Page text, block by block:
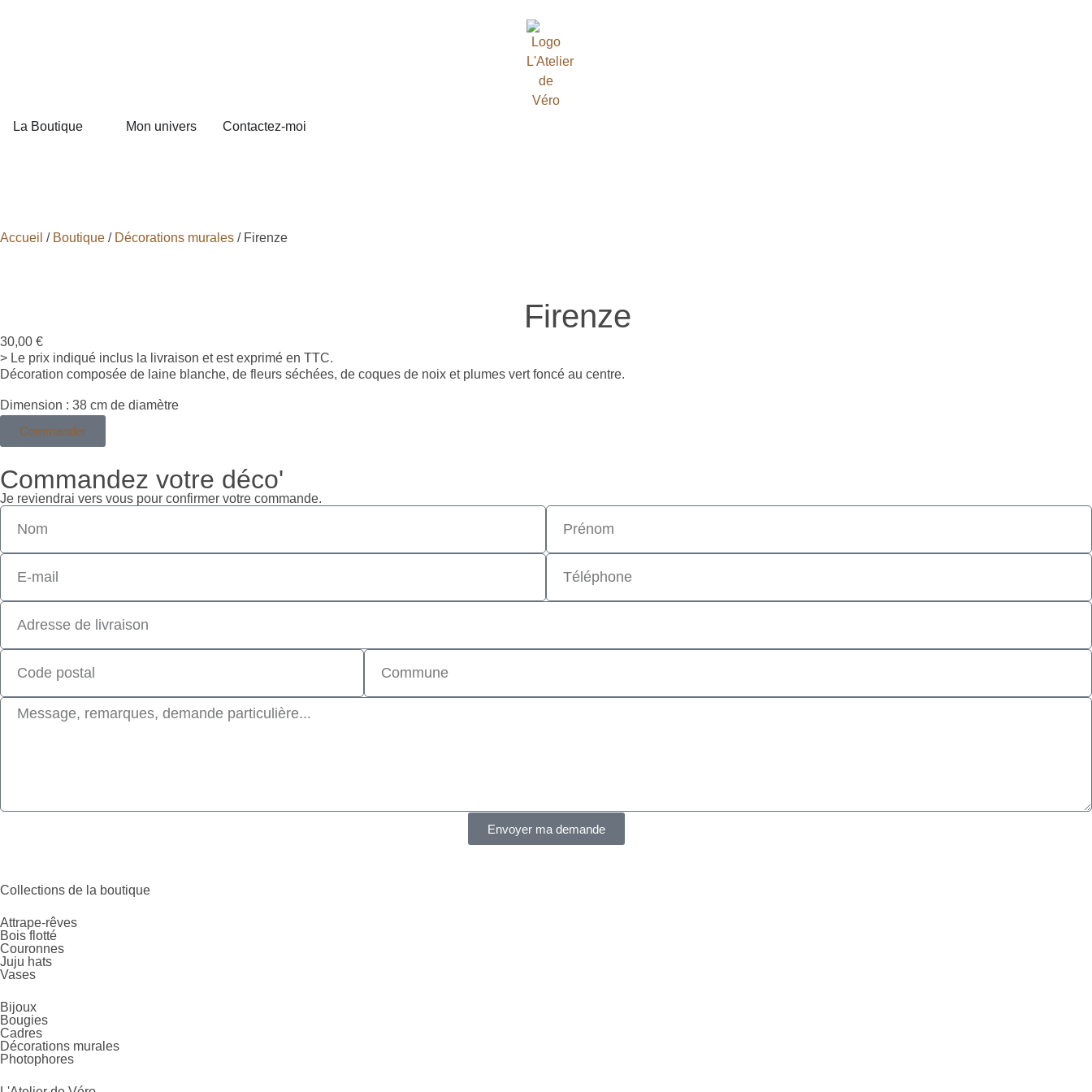
La Boutique Mon univers Contactez-moi
Accueil / Boutique / Décorations murales / Firenze
Firenze
30,00 €
> Le prix indiqué inclus la livraison et est exprimé en TTC.
Décoration composée de laine blanche, de fleurs séchées, de coques de noix et plumes vert foncé au centre.
Dimension : 38 cm de diamètre
Commander
Commandez votre déco'
Je reviendrai vers vous pour confirmer votre commande.
Envoyer ma demande
Collections de la boutique
Attrape-rêves
Bois flotté
Couronnes
Juju hats
Vases
Bijoux
Bougies
Cadres
Décorations murales
Photophores